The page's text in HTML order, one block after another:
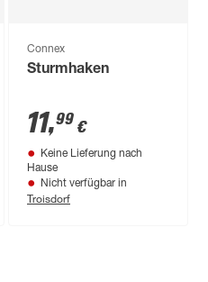
Connex
Sturmhaken
11,99 €
Keine Lieferung nach
Hause
Nicht verfügbar in
Troisdorf